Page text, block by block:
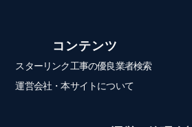
コンテンツ
スターリンク工事の優良業者検索
運営会社・本サイトについて